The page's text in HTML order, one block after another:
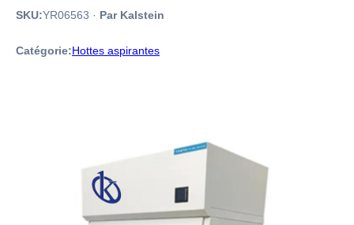
SKU:YR06563 · Par Kalstein
Catégorie:Hottes aspirantes